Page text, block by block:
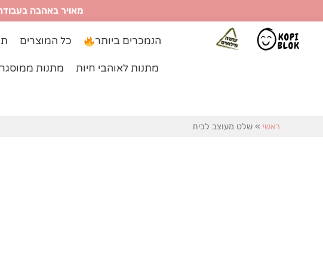
לתוכן
מאויר באהבה בעבודת
הנמכרים ביותר כל המוצרים
מתנות לאוהבי חיות מתנות
ראשי » שלט מעוצב לבית